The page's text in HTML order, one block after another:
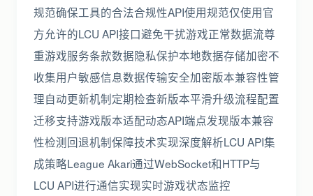
规范确保工具的合法合规性API使用规范仅使用官
方允许的LCU API接口避免干扰游戏正常数据流尊
重游戏服务条款数据隐私保护本地数据存储加密不
收集用户敏感信息数据传输安全加密版本兼容性管
理自动更新机制定期检查新版本平滑升级流程配置
迁移支持游戏版本适配动态API端点发现版本兼容
性检测回退机制保障技术实现深度解析LCU API集
成策略League Akari通过WebSocket和HTTP与
LCU API进行通信实现实时游戏状态监控